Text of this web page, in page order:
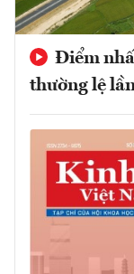
Điểm
thường lệ